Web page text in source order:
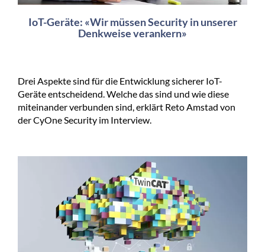
IoT-Geräte: «Wir müssen Security in unserer
Denkweise verankern»
Drei Aspekte sind für die Entwicklung sicherer IoT-
Geräte entscheidend. Welche das sind und wie diese
miteinander verbunden sind, erklärt Reto Amstad von
der CyOne Security im Interview.